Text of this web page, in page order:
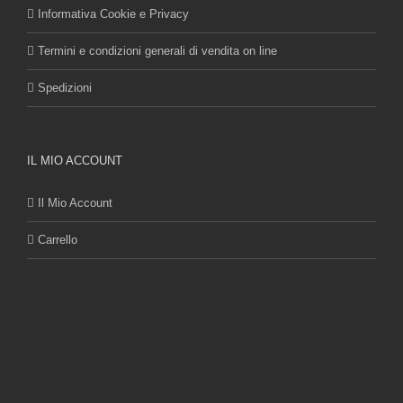
Informativa Cookie e Privacy
Termini e condizioni generali di vendita on line
Spedizioni
IL MIO ACCOUNT
Il Mio Account
Carrello